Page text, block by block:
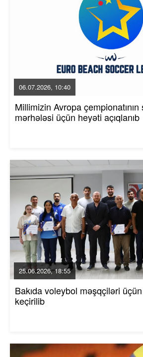
06.07.2026, 10:40
Millimizin Avropa
mərhələsi üçün heyəti açıqlanıb
25.06.2026, 18:55
Bakıda voleybol məşqçiləri
keçirilib